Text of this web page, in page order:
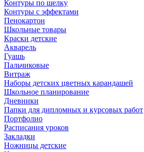
Контуры по шелку
Контуры с эффектами
Пенокартон
Школьные товары
Краски детские
Акварель
Гуашь
Пальчиковые
Витраж
Наборы детских цветных карандашей
Школьное планирование
Дневники
Папки для дипломных и курсовых работ
Портфолио
Расписания уроков
Закладки
Ножницы детские